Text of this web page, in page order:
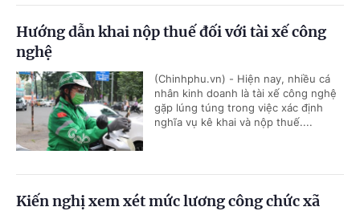
Hướng dẫn khai nộp thuế đối với tài xế công
nghệ
(Chinhphu.vn) - Hiện nay, nhiều cá
nhân kinh doanh là tài xế công nghệ
gặp lúng túng trong việc xác định
nghĩa vụ kê khai và nộp thuế....
Kiến nghị xem xét mức lương công chức xã